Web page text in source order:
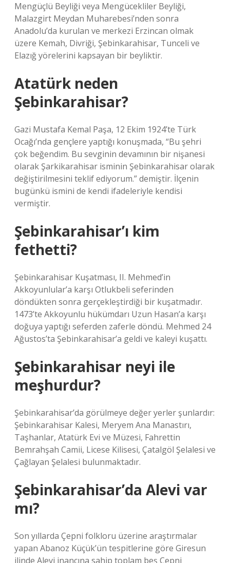
Mengüçlü Beyliği veya Mengücekliler Beyliği,
Malazgirt Meydan Muharebesi’nden sonra
Anadolu’da kurulan ve merkezi Erzincan olmak
üzere Kemah, Divriği, Şebinkarahisar, Tunceli ve
Elazığ yörelerini kapsayan bir beyliktir.
Atatürk neden
Şebinkarahisar?
Gazi Mustafa Kemal Paşa, 12 Ekim 1924’te Türk
Ocağı’nda gençlere yaptığı konuşmada, “Bu şehri
çok beğendim. Bu sevginin devamının bir nişanesi
olarak Şarkikarahisar isminin Şebinkarahisar olarak
değiştirilmesini teklif ediyorum.” demiştir. İlçenin
bugünkü ismini de kendi ifadeleriyle kendisi
vermiştir.
Şebinkarahisar’ı kim
fethetti?
Şebinkarahisar Kuşatması, II. Mehmed’in
Akkoyunlular’a karşı Otlukbeli seferinden
döndükten sonra gerçekleştirdiği bir kuşatmadır.
1473’te Akkoyunlu hükümdarı Uzun Hasan’a karşı
doğuya yaptığı seferden zaferle döndü. Mehmed 24
Ağustos’ta Şebinkarahisar’a geldi ve kaleyi kuşattı.
Şebinkarahisar neyi ile
meşhurdur?
Şebinkarahisar’da görülmeye değer yerler şunlardır:
Şebinkarahisar Kalesi, Meryem Ana Manastırı,
Taşhanlar, Atatürk Evi ve Müzesi, Fahrettin
Bemrahşah Camii, Licese Kilisesi, Çatalgöl Şelalesi ve
Çağlayan Şelalesi bulunmaktadır.
Şebinkarahisar’da Alevi var
mı?
Son yıllarda Çepni folkloru üzerine araştırmalar
yapan Abanoz Küçük’ün tespitlerine göre Giresun
ilinde Alevi inancına sahip toplam beş Çepni